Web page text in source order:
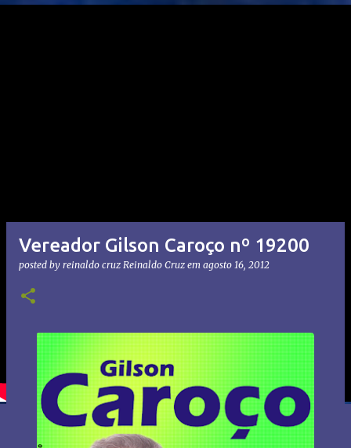
Vereador Gilson Caroço nº 19200
posted by reinaldo cruz Reinaldo Cruz em agosto 16, 2012